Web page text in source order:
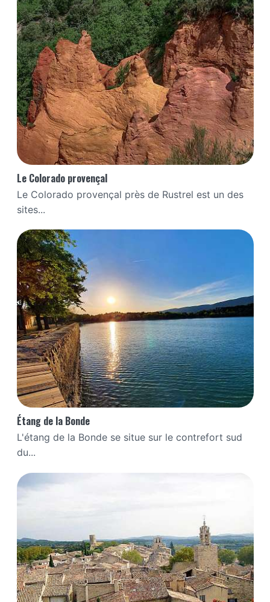
Le Colorado provençal
Le Colorado provençal près de Rustrel est un des
sites...
Étang de la Bonde
L'étang de la Bonde se situe sur le contrefort sud
du...